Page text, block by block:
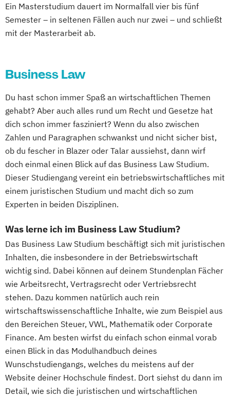
Ein Masterstudium dauert im Normalfall vier bis fünf
Semester – in seltenen Fällen auch nur zwei – und schließt
mit der Masterarbeit ab.
Business Law
Du hast schon immer Spaß an wirtschaftlichen Themen
gehabt? Aber auch alles rund um Recht und Gesetze hat
dich schon immer fasziniert? Wenn du also zwischen
Zahlen und Paragraphen schwankst und nicht sicher bist,
ob du fescher in Blazer oder Talar aussiehst, dann wirf
doch einmal einen Blick auf das Business Law Studium.
Dieser Studiengang vereint ein betriebswirtschaftliches mit
einem juristischen Studium und macht dich so zum
Experten in beiden Disziplinen.
Was lerne ich im Business Law Studium?
Das Business Law Studium beschäftigt sich mit juristischen
Inhalten, die insbesondere in der Betriebswirtschaft
wichtig sind. Dabei können auf deinem Stundenplan Fächer
wie Arbeitsrecht, Vertragsrecht oder Vertriebsrecht
stehen. Dazu kommen natürlich auch rein
wirtschaftswissenschaftliche Inhalte, wie zum Beispiel aus
den Bereichen Steuer, VWL, Mathematik oder Corporate
Finance. Am besten wirfst du einfach schon einmal vorab
einen Blick in das Modulhandbuch deines
Wunschstudiengangs, welches du meistens auf der
Website deiner Hochschule findest. Dort siehst du dann im
Detail, wie sich die juristischen und wirtschaftlichen